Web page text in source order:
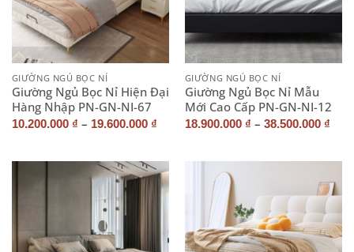
GIƯỜNG NGỦ BỌC NỈ
Giường Ngủ Bọc Nỉ Hiện Đại
Hàng Nhập PN-GN-NI-67
10.200.000 ₫ – 19.600.000 ₫
GIƯỜNG NGỦ BỌC NỈ
Giường Ngủ Bọc Nỉ Mẫu
Mới Cao Cấp PN-GN-NI-12
18.900.000 ₫ – 38.500.000 ₫